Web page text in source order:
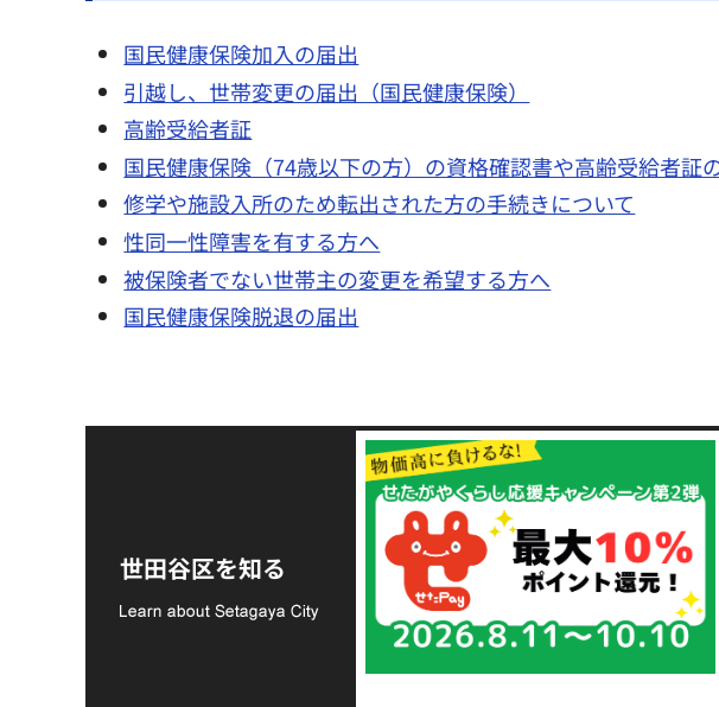
国民健康保険加入の届出
引越し、世帯変更の届出（国民健康保険）
高齢受給者証
国民健康保険（74歳以下の方）の資格確認書や高齢受給者
修学や施設入所のため転出された方の手続きについて
性同一性障害を有する方へ
被保険者でない世帯主の変更を希望する方へ
国民健康保険脱退の届出
世田谷区を知る
支援金の募集につい
て